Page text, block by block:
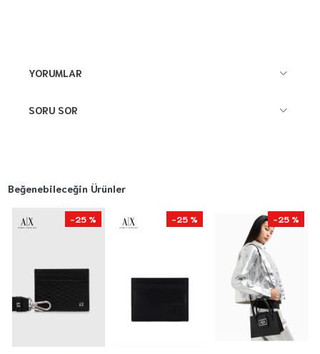
YORUMLAR
SORU SOR
Beğenebileceğin Ürünler
-25 % -25 % -25 %